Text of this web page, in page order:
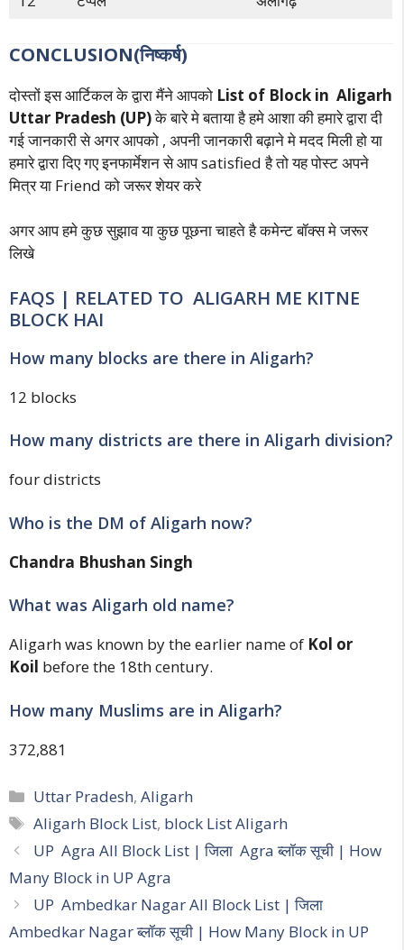
CONCLUSION(निष्कर्ष)
दोस्तों इस आर्टिकल के द्वारा मैंने आपको List of Block in Aligarh
Uttar Pradesh (UP)के बारे मे बताया है हमे आशा की हमारे द्वारा दी
गई जानकारी से अगर आपको , अपनी जानकारी बढ़ाने मे मदद मिली हो या
हमारे द्वारा दिए गए इनफार्मेशन से आप satisfied है तो यह पोस्ट अपने
मित्र या Friend को जरूर शेयर करे
अगर आप हमे कुछ सुझाव या कुछ पूछना चाहते है कमेन्ट बॉक्स मे जरूर
लिखे
FAQS | RELATED TO ALIGARH ME KITNE
BLOCK HAI
How many blocks are there in Aligarh?
12 blocks
How many districts are there in Aligarh division?
four districts
Who is the DM of Aligarh now?
Chandra Bhushan Singh
What was Aligarh old name?
Aligarh was known by the earlier name of Kol or
Koil before the 18th century.
How many Muslims are in Aligarh?
372,881
Categories
Uttar Pradesh,Aligarh
Tags
Aligarh Block List, block List Aligarh
Post
navigation
UP Agra All Block List | जिला Agra ब्लॉक सूची | How
Many Block in UP Agra
UP Ambedkar Nagar All Block List | जिला
Ambedkar Nagar ब्लॉक सूची | How Many Block in UP